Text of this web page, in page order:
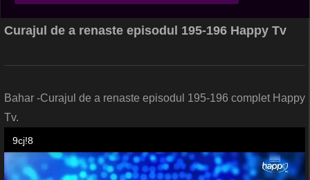
Curajul de a renaste episodul 195-196 Happy Tv
Bahar -Curajul de a renaste episodul 195-196 complet Happy
Tv.